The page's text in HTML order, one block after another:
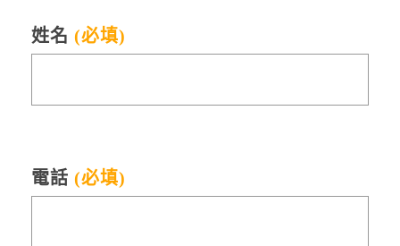
姓名 (必填)
電話 (必填)